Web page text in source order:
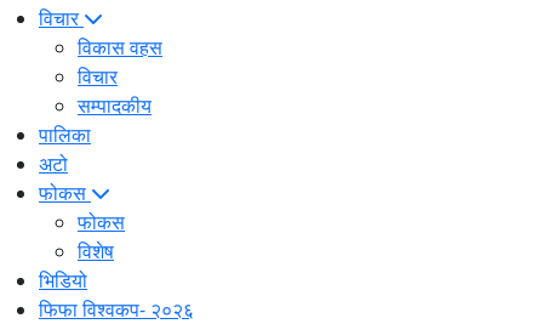
विचार
विकास वहस
विचार
सम्पादकीय
पालिका
अटो
फोकस
फोकस
विशेष
भिडियो
फिफा विश्वकप- २०२६